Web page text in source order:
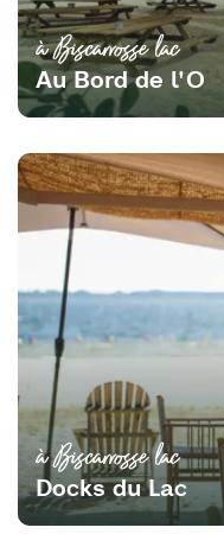
à Biscarrosse lac
Au Bord de l'O
à Biscarrosse lac
Docks du Lac